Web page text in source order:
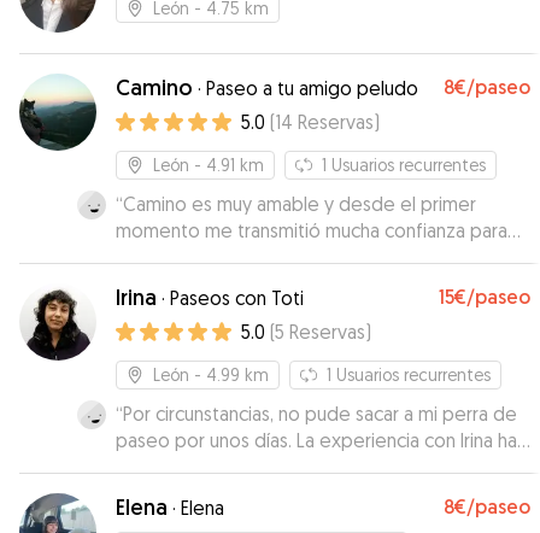
León - 4.75 km
Camino · Paseo a tu amigo peludo 8€/paseo
5.0 (14 Reservas)
León - 4.91 km 1 Usuarios recurrentes
“Camino es muy amable y desde el primer
momento me transmitió mucha confianza para
dejar a Curro, se nota que le gustan los perros y
que tiene experiencia. Sin duda contare con ella
si vuelvo a necesitarlo.
Irina · Paseos con Toti 15€/paseo
5.0 (5 Reservas)
León - 4.99 km 1 Usuarios recurrentes
“Por circunstancias, no pude sacar a mi perra de
paseo por unos días. La experiencia con Irina ha
sido estupenda. Se ha encargado de unos
paseos largos y tranquilos, además de todos los
mimos del mundo. Mi perra se encariño con ella
Elena · Elena 8€/paseo